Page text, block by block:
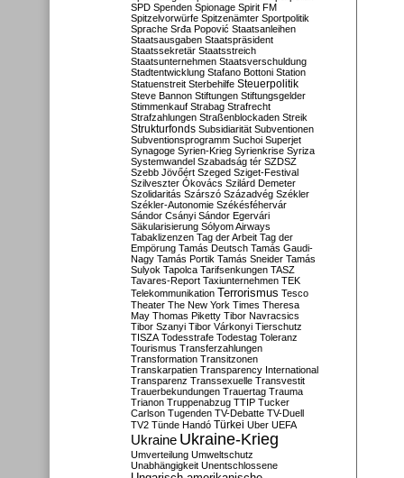
SPD Spenden Spionage Spirit FM
Spitzelvorwürfe Spitzenämter Sportpolitik
Sprache Srđa Popović Staatsanleihen
Staatsausgaben Staatspräsident
Staatssekretär Staatsstreich
Staatsunternehmen Staatsverschuldung
Stadtentwicklung Stafano Bottoni Station
Statuenstreit Sterbehilfe Steuerpolitik
Steve Bannon Stiftungen Stiftungsgelder
Stimmenkauf Strabag Strafrecht
Strafzahlungen Straßenblockaden Streik
Strukturfonds Subsidiarität Subventionen
Subventionsprogramm Suchoi Superjet
Synagoge Syrien-Krieg Syrienkrise Syriza
Systemwandel Szabadság tér SZDSZ
Szebb Jövőért Szeged Sziget-Festival
Szilveszter Ókovács Szilárd Demeter
Szolidaritás Szárszó Századvég Székler
Székler-Autonomie Székésféhervár
Sándor Csányi Sándor Egervári
Säkularisierung Sólyom Airways
Tabaklizenzen Tag der Arbeit Tag der
Empörung Tamás Deutsch Tamás Gaudi-
Nagy Tamás Portik Tamás Sneider Tamás
Sulyok Tapolca Tarifsenkungen TASZ
Tavares-Report Taxiunternehmen TEK
Telekommunikation Terrorismus Tesco
Theater The New York Times Theresa
May Thomas Piketty Tibor Navracsics
Tibor Szanyi Tibor Várkonyi Tierschutz
TISZA Todesstrafe Todestag Toleranz
Tourismus Transferzahlungen
Transformation Transitzonen
Transkarpatien Transparency International
Transparenz Transsexuelle Transvestit
Trauerbekundungen Trauertag Trauma
Trianon Truppenabzug TTIP Tucker
Carlson Tugenden TV-Debatte TV-Duell
TV2 Tünde Handó Türkei Uber UEFA
Ukraine Ukraine-Krieg
Umverteilung Umweltschutz
Unabhängigkeit Unentschlossene